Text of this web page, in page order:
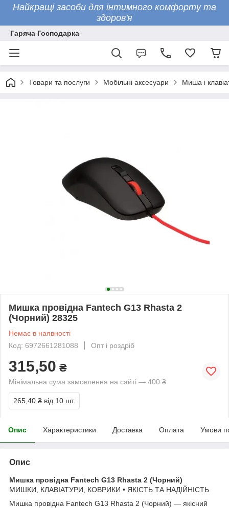
Найкращі засоби для інтимного комфорту та
здоров'я
Гаряча Господарка
Товари та послуги Мобільні аксесуари Миша і
Мишка провідна Fantech G13 Rhasta 2
(Чорний) 28325
Немає в наявності
Код: 6972661281088
Опт і роздріб
315,50 ₴
Мінімальна сума замовлення на сайті — 400 ₴
265,40 ₴ від 10 шт.
Опис Характеристики Доставка Оплата Умови
Опис
Мишка провідна Fantech G13 Rhasta 2 (Чорний)
МИШКИ, КЛАВІАТУРИ, КОВРИКИ • ЯКІСТЬ ТА НАДІЙНІСТЬ
Мишка провідна Fantech G13 Rhasta 2 (Чорний) — якісний